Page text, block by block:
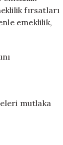
fırsatları
emeklilik,
mutlaka